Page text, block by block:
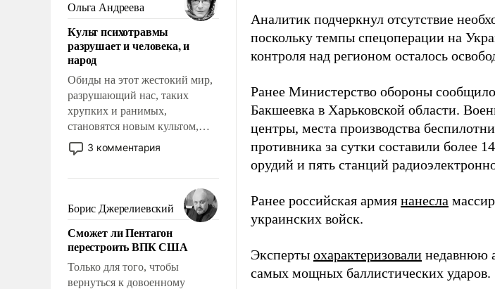
Ольга Андреева
Культ психотравмы
разрушает и человека, и
народ
Обиды на этот жестокий мир,
разрушающий нас, таких
хрупких и ранимых,
становятся новым культом,
постепенно вытесняя и
отменяя традиционное
мужественным и твердым под
ударами судьбы, брать на себя
ответственность, помогать
слабым, идти вперед и
адаптироваться.
3 комментария
Борис Джерелиевский
Сможет ли Пентагон
перестроить ВПК США
Только для того, чтобы
вернуться к довоенному
Аналитик подчеркнул отсутствие
поскольку темпы спецоперации на
контроля над регионом осталось
Ранее Министерство обороны
Бакшеевка в Харьковской области.
центры, места производства
противника за сутки составили более
орудий и пять станций
Ранее российская армия нанесла
украинских войск.
Эксперты охарактеризовали недавнюю
самых мощных баллистических ударов.